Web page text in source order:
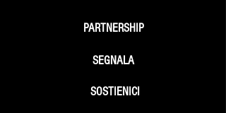
SEGNALA
SOSTIENICI
PARTNERSHIP